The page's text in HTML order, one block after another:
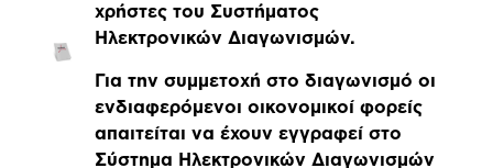
χρήστες του Συστήματος
Ηλεκτρονικών Διαγωνισμών.
Για την συμμετοχή στο διαγωνισμό οι
ενδιαφερόμενοι οικονομικοί φορείς
απαιτείται να έχουν εγγραφεί στο
Σύστημα Ηλεκτρονικών Διαγωνισμών